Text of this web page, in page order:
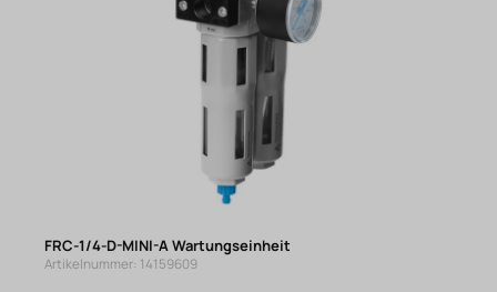
FRC-1/4-D-MINI-A Wartungseinheit
Artikelnummer: 14159609